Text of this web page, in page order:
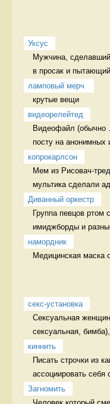
Уксус
Мужчина,
в просак и
ламповый мерч
крутые вещи
видеорелейтед
Видеофайл (обычно
посту на
копрокарлсон
Мем из Рисовач-
мультика сделали
Диванный оркестр
Группа певцов
имиджборды и
намордник
Медицинская маска
секс-установка
Сексуальная
сексуальная,
киннить
Писать строчки из
ассоциировать себя
Загномить